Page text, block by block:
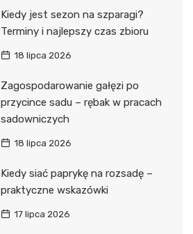
Kiedy jest sezon na szparagi?
Terminy i najlepszy czas zbioru
18 lipca 2026
Zagospodarowanie gałęzi po
przycince sadu – rębak w pracach
sadowniczych
18 lipca 2026
Kiedy siać paprykę na rozsadę –
praktyczne wskazówki
17 lipca 2026